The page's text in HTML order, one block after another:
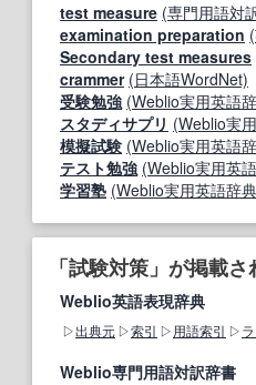
test measure (専門用語対
examination preparation
Secondary test measures
crammer (日本語WordNet)
受験勉強 (Weblio実用英語
スタディサプリ (Weblio実
模擬試験 (Weblio実用英語
テスト勉強 (Weblio実用英
学習塾 (Weblio実用英語辞
「試験対策」が掲載
Weblio英語表現辞典
出典元 索引 用語索引
Weblio専門用語対訳辞書